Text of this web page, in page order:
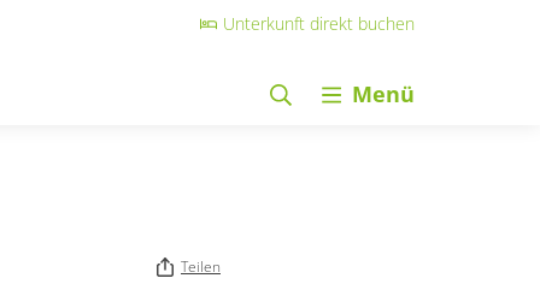
Unterkunft direkt buchen
Menü
Teilen